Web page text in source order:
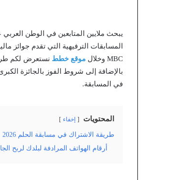
يبحث ملايين المتابعين في الوطن
المسابقات الترفيهية التي تقدم
MBC وخلال
موقع خطط نستعرض لكم
بالإضافة إلى شروط الفوز بالجائزة
في المسابقة.
المحتويات إخفاء
طريقة الاشتراك في مسابقة الحلم 2026
أرقام الهواتف المرادفة لبلدك لربح